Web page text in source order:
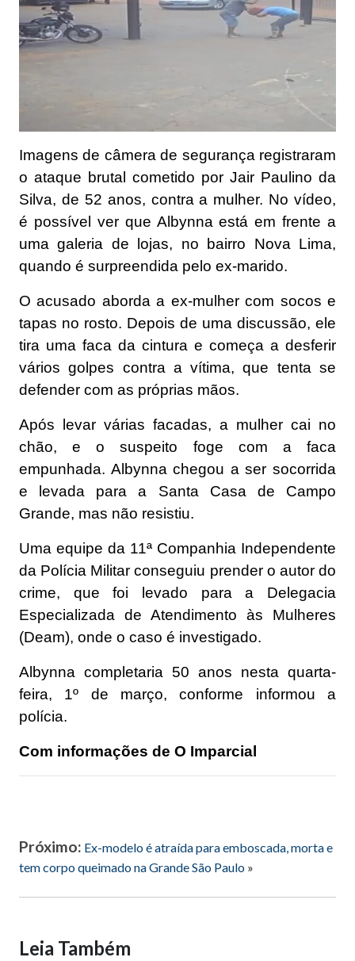
Imagens de câmera de segurança registraram
o ataque brutal cometido por Jair Paulino da
Silva, de 52 anos, contra a mulher. No vídeo,
é possível ver que Albynna está em frente a
uma galeria de lojas, no bairro Nova Lima,
quando é surpreendida pelo ex-marido.
O acusado aborda a ex-mulher com socos e
tapas no rosto. Depois de uma discussão, ele
tira uma faca da cintura e começa a desferir
vários golpes contra a vítima, que tenta se
defender com as próprias mãos.
Após levar várias facadas, a mulher cai no
chão, e o suspeito foge com a faca
empunhada. Albynna chegou a ser socorrida
e levada para a Santa Casa de Campo
Grande, mas não resistiu.
Uma equipe da 11ª Companhia Independente
da Polícia Militar conseguiu prender o autor do
crime, que foi levado para a Delegacia
Especializada de Atendimento às Mulheres
(Deam), onde o caso é investigado.
Albynna completaria 50 anos nesta quarta-
feira, 1º de março, conforme informou a
polícia.
Com informações de O Imparcial
Próximo: Ex-modelo é atraída para emboscada, morta e
tem corpo queimado na Grande São Paulo »
Leia Também